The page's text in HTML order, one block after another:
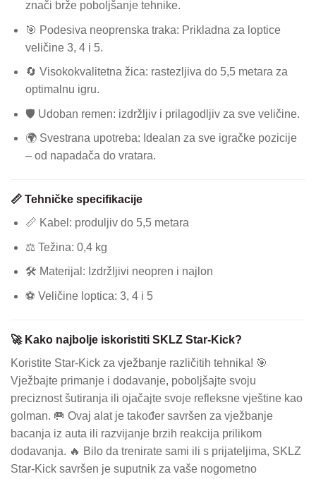
znači brže poboljšanje tehnike.
🎯 Podesiva neoprenska traka: Prikladna za loptice
veličine 3, 4 i 5.
🔄 Visokokvalitetna žica: rastezljiva do 5,5 metara za
optimalnu igru.
🛡️ Udoban remen: izdržljiv i prilagodljiv za sve veličine.
🌍 Svestrana upotreba: Idealan za sve igračke pozicije
– od napadača do vratara.
📏 Tehničke specifikacije
📏 Kabel: produljiv do 5,5 metara
⚖️ Težina: 0,4 kg
🛠️ Materijal: Izdržljivi neopren i najlon
⚽ Veličine loptica: 3, 4 i 5
🚀 Kako najbolje iskoristiti SKLZ Star-Kick?
Koristite Star-Kick za vježbanje različitih tehnika! 🎯
Vježbajte primanje i dodavanje, poboljšajte svoju
preciznost šutiranja ili ojačajte svoje refleksne vještine kao
golman. 🥅 Ovaj alat je također savršen za vježbanje
bacanja iz auta ili razvijanje brzih reakcija prilikom
dodavanja. 🔥 Bilo da trenirate sami ili s prijateljima, SKLZ
Star-Kick savršen je suputnik za vaše nogometno